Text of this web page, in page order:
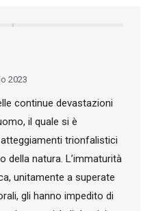
2023
continue devastazioni
il quale si è
trionfalistici
della natura. L’immaturità
unitamente a superate
gli hanno impedito di